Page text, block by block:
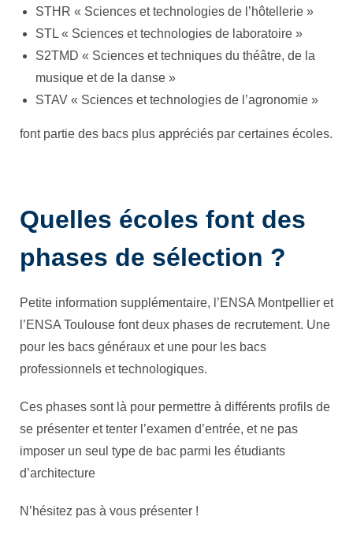
STHR « Sciences et technologies de l’hôtellerie »
STL « Sciences et technologies de laboratoire »
S2TMD « Sciences et techniques du théâtre, de la
musique et de la danse »
STAV « Sciences et technologies de l’agronomie »
font partie des bacs plus appréciés par certaines écoles.
Quelles écoles font des
phases de sélection ?
Petite information supplémentaire, l’ENSA Montpellier et
l’ENSA Toulouse font deux phases de recrutement. Une
pour les bacs généraux et une pour les bacs
professionnels et technologiques.
Ces phases sont là pour permettre à différents profils de
se présenter et tenter l’examen d’entrée, et ne pas
imposer un seul type de bac parmi les étudiants
d’architecture
N’hésitez pas à vous présenter !